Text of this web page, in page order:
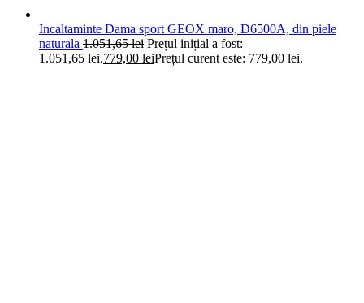
Incaltaminte Dama sport GEOX maro, D6500A, din piele
naturala 1.051,65lei Prețul inițial a fost:
1.051,65 lei.779,00 leiPrețul curent este: 779,00 lei.